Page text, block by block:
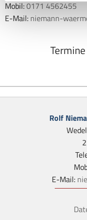
Mobil:0171 4562455
E-Mail: niemann-
Rolf
E-Mail: